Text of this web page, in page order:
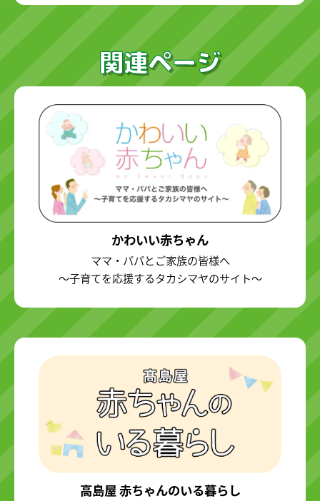
関連ページ
かわいい赤ちゃん
ママ・パパとご家族の皆様へ
～子育てを応援するタカシマヤのサイト～
高島屋 赤ちゃんのいる暮らし